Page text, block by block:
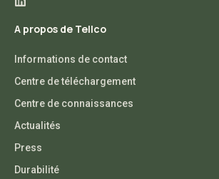
A propos de Tellco
Informations de contact
Centre de téléchargement
Centre de connaissances
Actualités
Press
Durabilité